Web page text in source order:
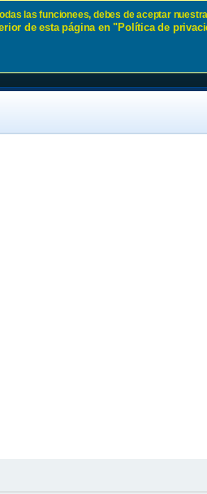
las funcionees, debes de aceptar
de esta página en "Política de